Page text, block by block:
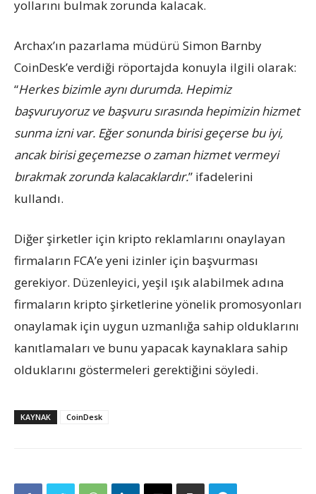
yollarını bulmak zorunda kalacak.
Archax’ın pazarlama müdürü Simon Barnby
CoinDesk’e verdiği röportajda konuyla ilgili olarak:
“Herkes bizimle aynı durumda. Hepimiz
başvuruyoruz ve başvuru sırasında hepimizin hizmet
sunma izni var. Eğer sonunda birisi geçerse bu iyi,
ancak birisi geçemezse o zaman hizmet vermeyi
bırakmak zorunda kalacaklardır.” ifadelerini
kullandı.
Diğer şirketler için kripto reklamlarını onaylayan
firmaların FCA’e yeni izinler için başvurması
gerekiyor. Düzenleyici, yeşil ışık alabilmek adına
firmaların kripto şirketlerine yönelik promosyonları
onaylamak için uygun uzmanlığa sahip olduklarını
kanıtlamaları ve bunu yapacak kaynaklara sahip
olduklarını göstermeleri gerektiğini söyledi.
KAYNAK CoinDesk